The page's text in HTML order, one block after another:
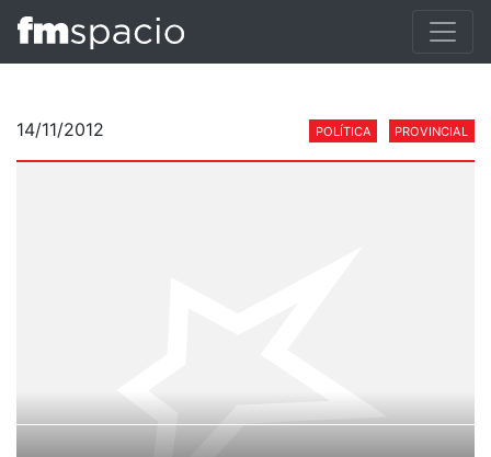
14/11/2012 POLÍTICA PROVINCIAL